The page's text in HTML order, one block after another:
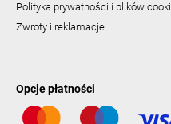
Polityka prywatności i plików
Zwroty i reklamacje
Opcje płatności